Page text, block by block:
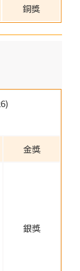
銅獎
金獎
銀獎